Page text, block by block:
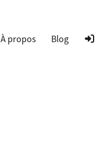
À propos Blog